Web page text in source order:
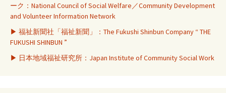
ーク：National Council of Social Welfare／Community Development
and Volunteer Information Network
▶ 福祉新聞社「福祉新聞」：The Fukushi Shinbun Company “ THE
FUKUSHI SHINBUN ”
▶ 日本地域福祉研究所：Japan Institute of Community Social Work